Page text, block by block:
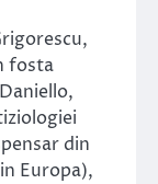
fosta
din
Europa),